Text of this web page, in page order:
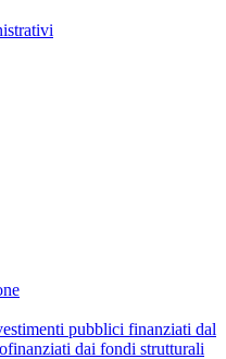
pubblici finanziati dal
dai fondi strutturali